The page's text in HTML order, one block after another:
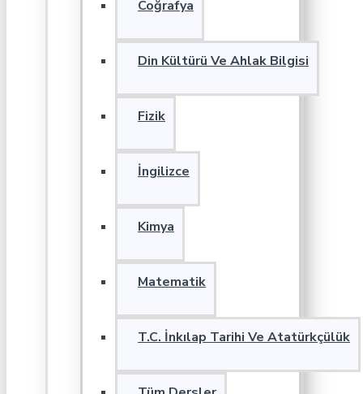
Coğrafya
Din Kültürü Ve Ahlak Bilgisi
Fizik
İngilizce
Kimya
Matematik
T.C. İnkılap Tarihi Ve Atatürkçülük